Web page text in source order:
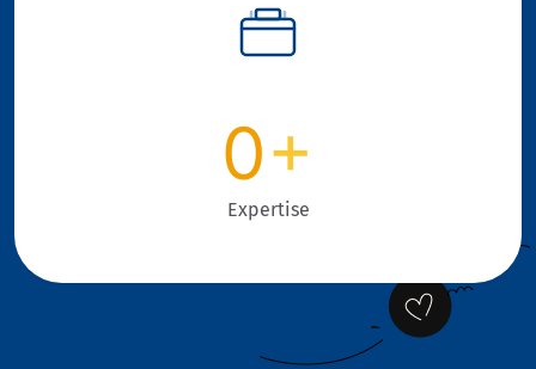
0+
Expertise